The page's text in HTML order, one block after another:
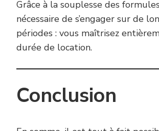
Grâce à la souplesse des
nécessaire de s’engager sur de
périodes : vous maîtrisez
durée de location.
Conclusion